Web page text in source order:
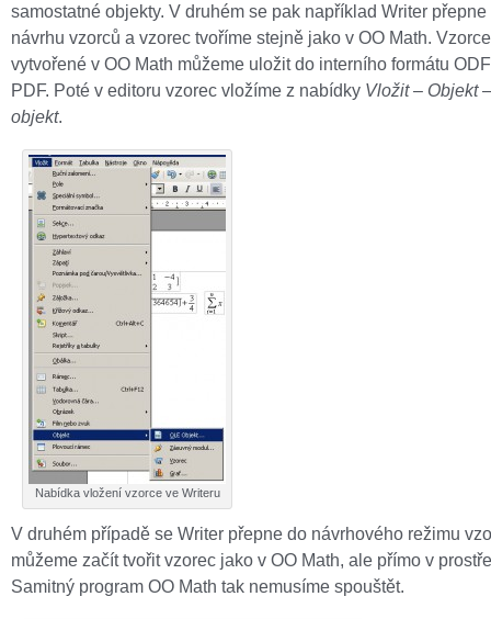
samostatné objekty. V druhém se pak například Writer
návrhu vzorců a vzorec tvoříme stejně jako v OO Math. Vzorce
vytvořené v OO Math můžeme uložit do interního formátu
PDF. Poté v editoru vzorec vložíme z nabídky Vložit– Objekt
objekt.
Nabídka vložení vzorce ve Writeru
V druhém případě se Writer přepne do návrhového režimu
můžeme začít tvořit vzorec jako v OO Math, ale přímo v
Samitný program OO Math tak nemusíme spouštět.